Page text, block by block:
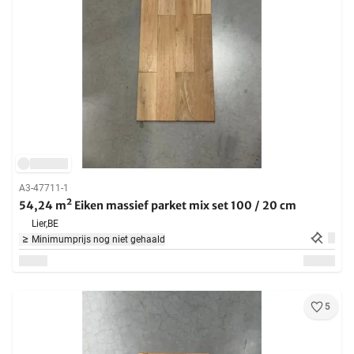
A3-47711-1
54,24 m² Eiken massief parket mix set 100 / 20 cm
Lier,BE
Minimumprijs nog niet gehaald
5